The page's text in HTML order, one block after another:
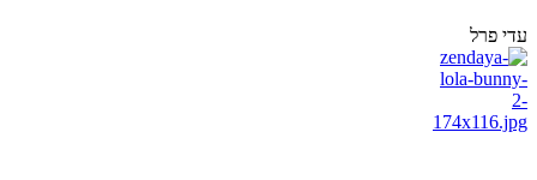
עדי פרל